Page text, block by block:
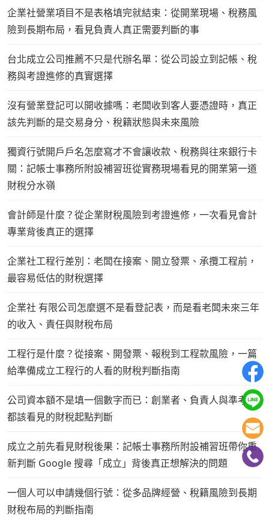
企業社營業項目不是表格填完就結束：從開業現場、稅務風
險到長期布局，看見負責人真正需要判斷的事
台北成立公司推薦不只是代辦名單：從公司設立到記帳、稅
務與考證進修的真實選擇
沒有營業登記可以開收據嗎：老闆收到客人要憑證時，真正
該先判斷的是交易身分、稅籍狀態與未來風險
獨資行號開戶戶名怎麼寫才不會讓收款、稅務與往來銀行卡
關：記帳士事務所附設補習班從實務現場看見的開業第一道
財稅分水嶺
會計師是什麼？從企業財稅風險到考證進修，一次看見會計
專業背後真正的選擇
企業社工程行差別：老闆在接案、開立發票、承攬工程前，
最容易低估的財稅選擇
企業社 有限公司怎麼選不是看登記表，而是看老闆未來三年
的收入、責任與財稅布局
工程行是什麼？從接案、開發票、報稅到工程款風險，一篇
給準備成立工程行的人看的財稅判斷指南
公司資本額不是填一個數字而已：創業者、負責人與準考生
都該看見的財稅起點判斷
成立之前先看見財稅後果：記帳士事務所附設補習班帶你重
新判斷 Google 搜尋「成立」背後真正想解決的問題
一個人可以申請幾個行號：從多品牌經營、稅籍風險到長期
財稅布局的判斷指南